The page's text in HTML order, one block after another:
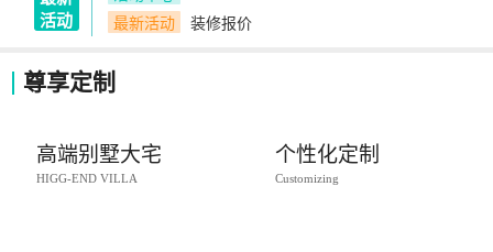
活动
最新活动
装修报价
尊享定制
高端别墅大宅
HIGG-END VILLA
个性化定制
Customizing